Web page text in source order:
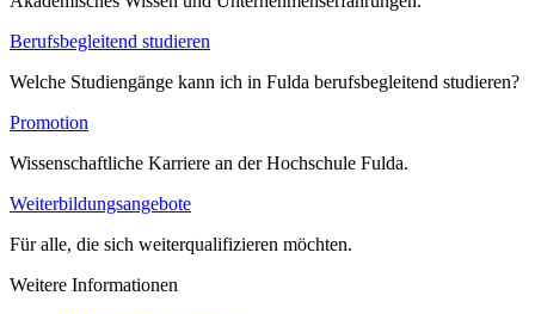
Berufsbegleitend studieren
Welche Studiengänge kann ich in Fulda berufsbegleitend studieren?
Promotion
Wissenschaftliche Karriere an der Hochschule Fulda.
Weiterbildungsangebote
Für alle, die sich weiterqualifizieren möchten.
Weitere Informationen